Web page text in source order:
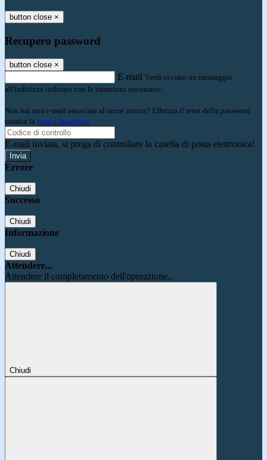
button close ×
Recupero password
button close ×
E-mail Verrà inviato un messaggio
all'indirizzo indicato con le istruzioni necessarie.
Non hai una e-mail associata al nome utente? Effettua il reset della password
tramite la Login Spaggiari
E-mail inviata, si prega di controllare la casella di posta elettronica!
Errore
Chiudi
Successo
Chiudi
Informazione
Chiudi
Attendere...
Attendere il completamento dell'operazione...
Chiudi